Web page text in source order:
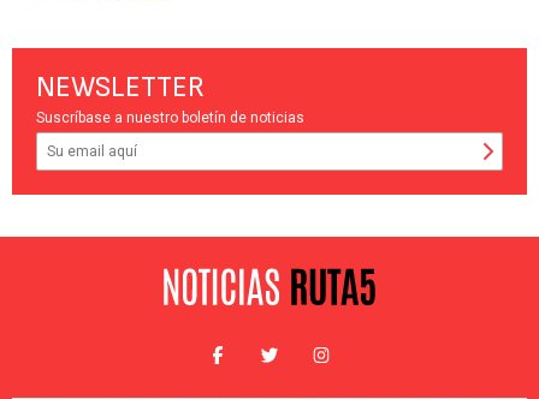
NEWSLETTER
Suscríbase a nuestro boletín de noticias